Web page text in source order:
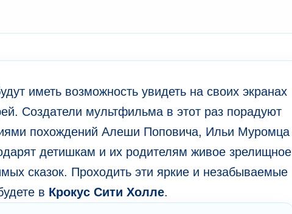
иметь возможность увидеть на своих экранах
Создатели мультфильма в этот раз порадуют
похождений Алеши Поповича, Ильи Муромца
детишкам и их родителям живое зрелищное
сказок. Проходить эти яркие и незабываемые
в Крокус Сити Холле.